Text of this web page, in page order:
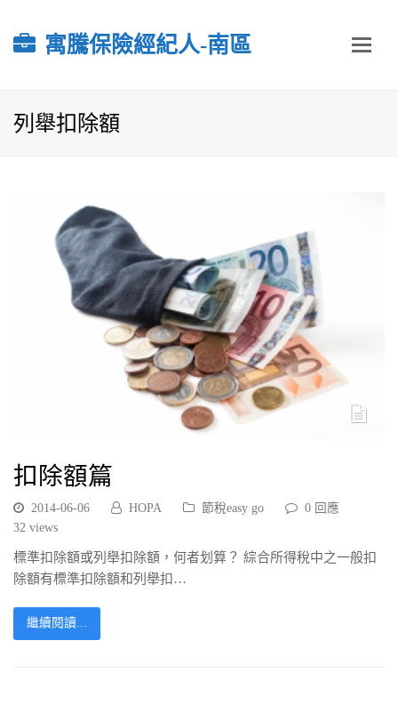
寓騰保險經紀人-南區
列舉扣除額
扣除額篇
2014-06-06 HOPA 節稅easy go
0 回應
32 views
標準扣除額或列舉扣除額，何者划算？ 綜合所得稅中之一般扣
除額有標準扣除額和列舉扣…
繼續閱讀...